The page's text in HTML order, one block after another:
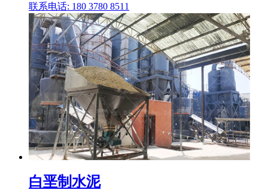
联系电话: 180 3780 8511
白垩制水泥